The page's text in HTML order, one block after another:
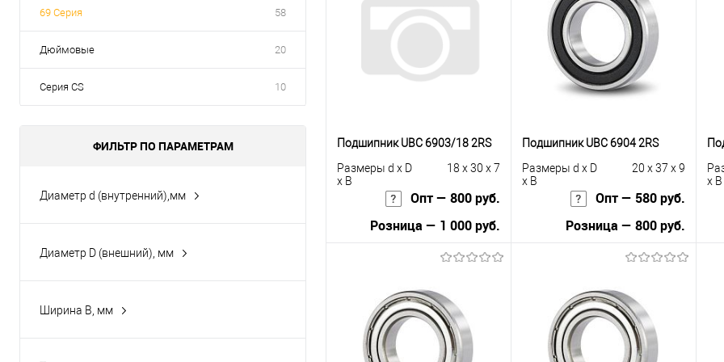
69 Серия 58
Дюймовые 20
Серия CS 10
ФИЛЬТР ПО ПАРАМЕТРАМ
Диаметр d (внутренний),мм
20
Диаметр D (внешний), мм
Ширина B, мм
сравнению
сравнению
В избранное
В наличии
Подшипник UBC 6903/18 2RS
Размеры d x D
x B
18 x 30 x 7
Опт — 800 руб.
Розница — 1 000 руб.
Купить в 1
К
сравнению
В избранное
В наличии
Подшипник UBC 6904 2RS
Размеры d x D
x B
20 x 37 x 9
Опт — 580 руб.
Розница — 800 руб.
Купить в 1
К
сравнению
В избранное
В наличии
x B